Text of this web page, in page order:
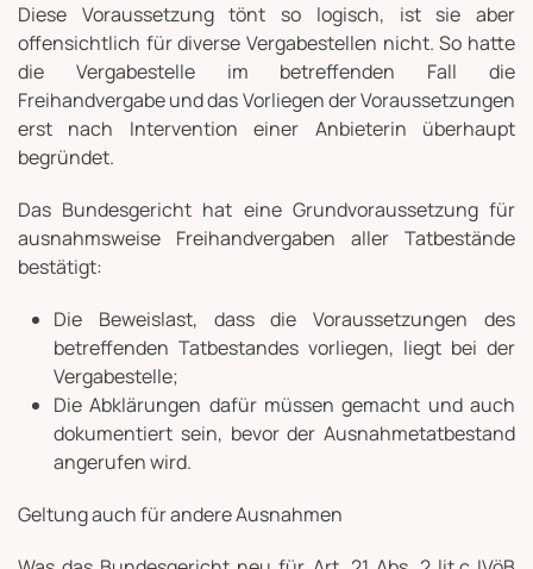
Diese Voraussetzung tönt so logisch, ist sie aber
offensichtlich für diverse Vergabestellen nicht. So hatte
die Vergabestelle im betreffenden Fall die
Freihandvergabe und das Vorliegen der Voraussetzungen
erst nach Intervention einer Anbieterin überhaupt
begründet.
Das Bundesgericht hat eine Grundvoraussetzung für
ausnahmsweise Freihandvergaben aller Tatbestände
bestätigt:
Die Beweislast, dass die Voraussetzungen des
betreffenden Tatbestandes vorliegen, liegt bei der
Vergabestelle;
Die Abklärungen dafür müssen gemacht und auch
dokumentiert sein, bevor der Ausnahmetatbestand
angerufen wird.
Geltung auch für andere Ausnahmen